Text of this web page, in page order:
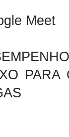
Meet
PARA